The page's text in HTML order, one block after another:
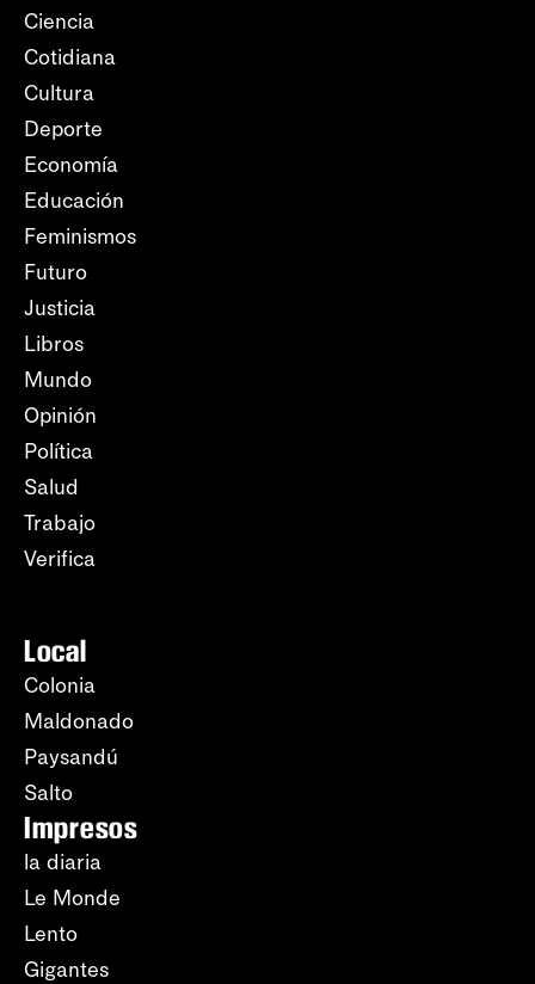
Ciencia
Cotidiana
Cultura
Deporte
Economía
Educación
Feminismos
Futuro
Justicia
Libros
Mundo
Opinión
Política
Salud
Trabajo
Verifica
Local
Colonia
Maldonado
Paysandú
Salto
Impresos
la diaria
Le Monde
Lento
Gigantes